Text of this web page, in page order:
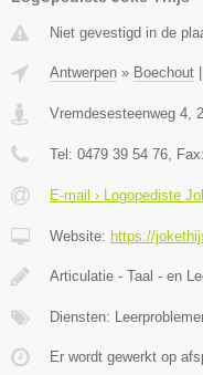
Niet gevestigd in de
Antwerpen » Boechout |
Vremdesesteenweg 4
Tel: 0479 39 54 76 , Fax:
E-mail › Logopediste
Website: https://
Articulatie - Taal - en
Diensten:
Er wordt gewerkt op